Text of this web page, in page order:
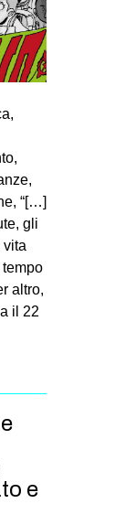
“[…]
gli
vita
altro,
il 22
e